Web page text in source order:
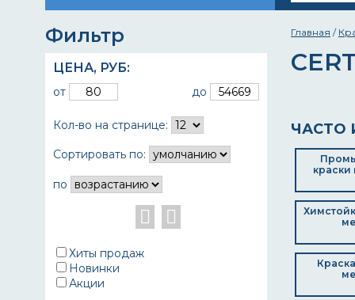
Фильтр
ЦЕНА, РУБ:
от до
Кол-во на странице:
Сортировать по:
по
Хиты продаж
Новинки
Акции
Главная /
ЧАСТО
краски